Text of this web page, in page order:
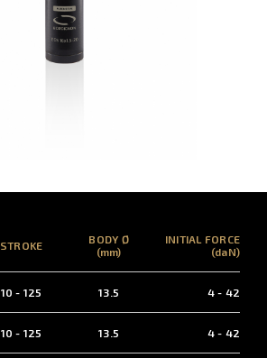
STROKE
BODY Ø
(mm)
INITIAL FORCE
(daN)
10 - 125 13.5 4 - 42
10 - 125 13.5 4 - 42